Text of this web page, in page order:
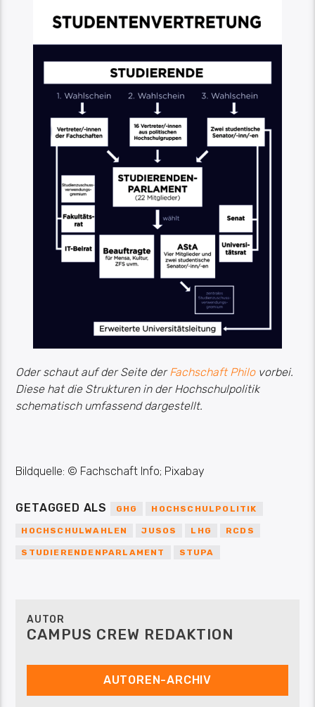
Oder schaut auf der Seite derFachschaft Philovorbei.
Diese hat die Strukturen in der Hochschulpolitik
schematisch umfassend dargestellt.
Bildquelle: © Fachschaft Info; Pixabay
GETAGGED ALS GHG HOCHSCHULPOLITIK
HOCHSCHULWAHLEN JUSOS LHG RCDS
STUDIERENDENPARLAMENT STUPA
AUTOR
CAMPUS CREW REDAKTION
AUTOREN-ARCHIV